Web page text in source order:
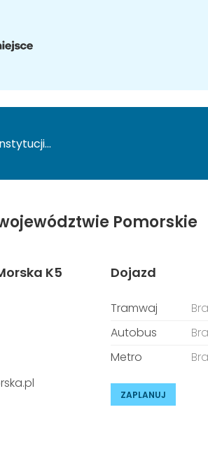
Pomorskie
K5 Dojazd
Tramwaj
Autobus
Metro
ZAPLANUJ